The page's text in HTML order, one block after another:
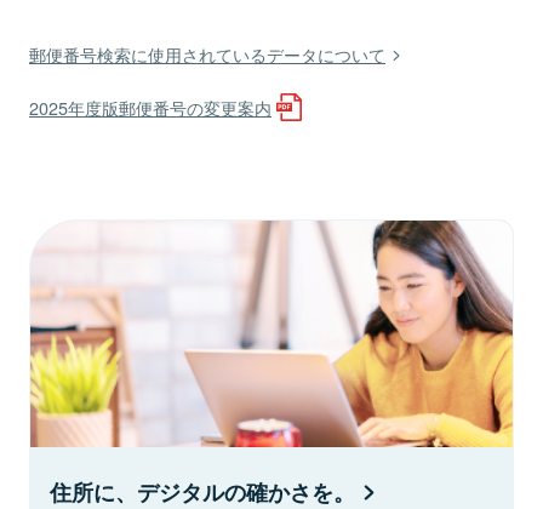
郵便番号検索に使用されているデータについて
2025年度版郵便番号の変更案内
住所に、デジタルの確かさを。